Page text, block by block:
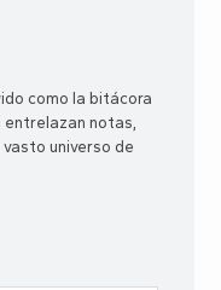
como la bitácora
entrelazan notas,
universo de